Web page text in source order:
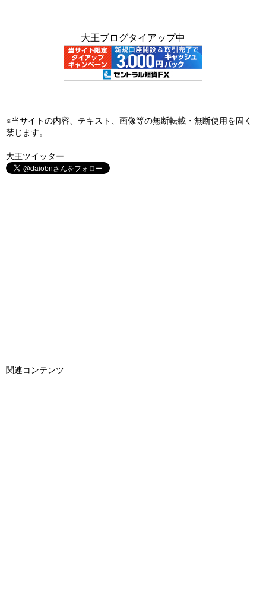
大王ブログタイアップ中
※当サイトの内容、テキスト、画像等の無断転載・無断使用を固く
禁じます。
大王ツイッター
関連コンテンツ